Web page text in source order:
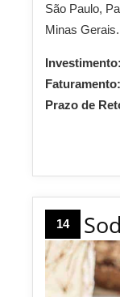
São Paulo,
Minas Gerais.
Investimento:
Faturamento:
Prazo de
14